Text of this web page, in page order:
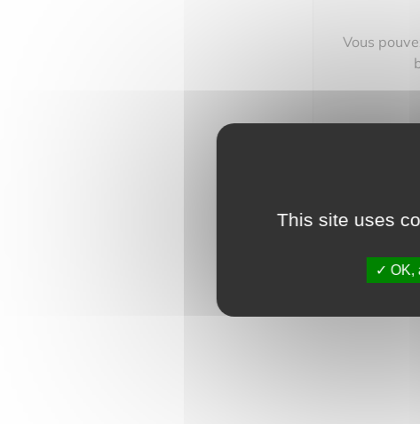
Vous
This site uses
OK,